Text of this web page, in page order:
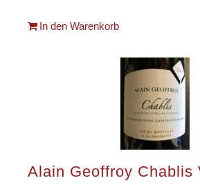
In den Warenkorb
Alain Geoffroy Chablis